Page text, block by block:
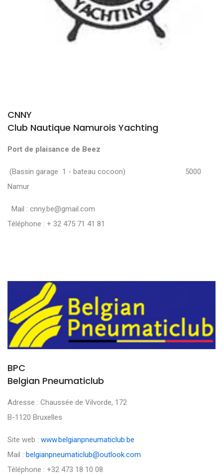
CNNY
Club Nautique Namurois Yachting
Port de plaisance de Beez
(Bassin garage 1 - bateau cocoon) 5000
Namur
Mail : cnny.be@gmail.com
Téléphone : + 32 475 71 41 81
BPC
Belgian Pneumaticlub
Adresse : Chaussée de Vilvorde, 172
B-1120 Bruxelles
Site web : www.belgianpneumaticlub.be
Mail : belgianpneumaticlub@outlook.com
Téléphone : +32 473 18 10 08